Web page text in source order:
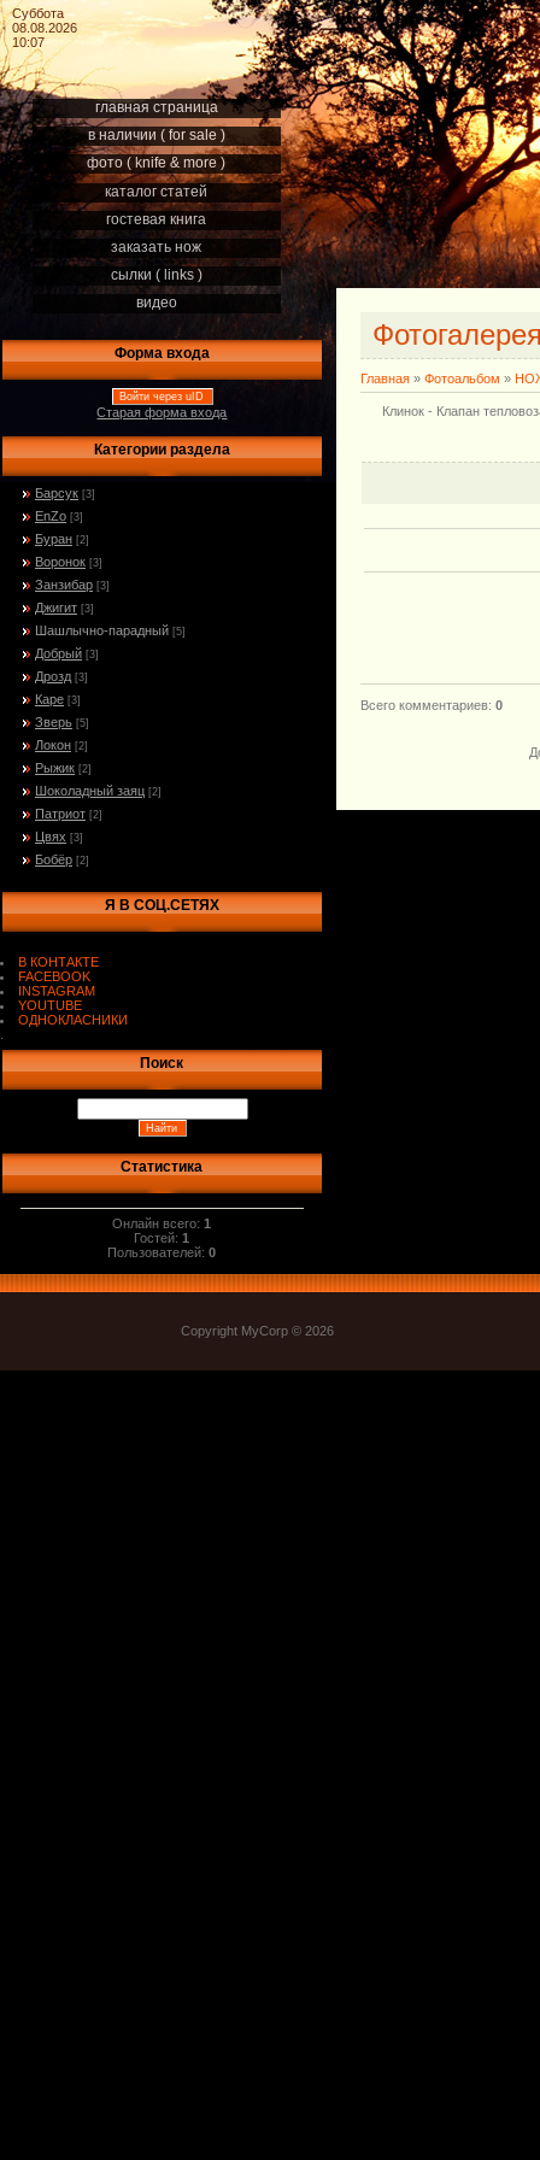
Суббота
08.08.2026
10:07
главная страница
в наличии ( for sale )
фото ( knife & more )
каталог статей
гостевая книга
заказать нож
сылки ( links )
видео
Форма входа
Войти через uID
Старая форма входа
Категории раздела
Барсук [3]
EnZo [3]
Буран [2]
Воронок [3]
Занзибар [3]
Джигит [3]
Шашлычно-парадный [5]
Добрый [3]
Дрозд [3]
Каре [3]
Зверь [5]
Локон [2]
Рыжик [2]
Шоколадный заяц [2]
Патриот [2]
Цвях [3]
Бобёр [2]
Я В СОЦ.СЕТЯХ
В КОНТАКТЕ
FACEBOOK
INSTAGRAM
YOUTUBE
ОДНОКЛАСНИКИ
Поиск
Статистика
Онлайн всего:1
Гостей:1
Пользователей:0
Главная » Фотоальбом »
Клинок - Клапан
Всего комментариев: 0
Copyright MyCorp © 2026